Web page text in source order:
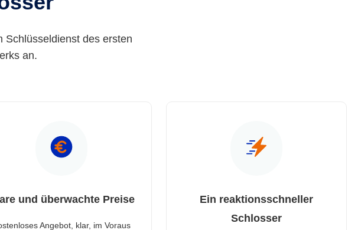
Schlüsseldienst des ersten
an.
und überwachte Preise
Angebot, klar, im Voraus
Ein reaktionsschneller
Schlosser